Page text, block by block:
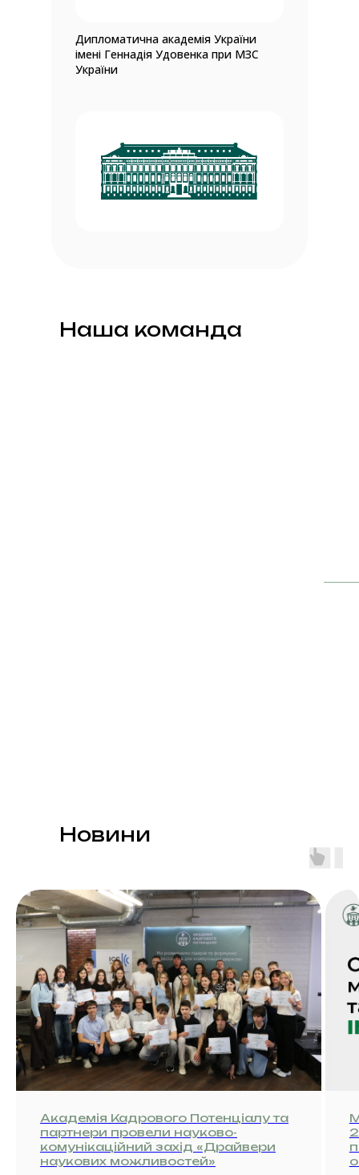
Дипломатична академія України
імені Геннадія Удовенка при МЗС
України
Наша команда
Новини
Академія Кадрового Потенціалу та
партнери провели науково-
комунікаційний захід «Драйвери
наукових можливостей»